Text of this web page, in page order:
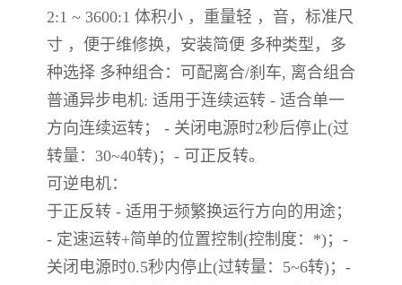
2:1 ~ 3600:1 体积小 ，重量轻 ，音，标准尺
寸 ，便于维修换，安装简便 多种类型，多
种选择 多种组合：可配离合/刹车, 离合组合
普通异步电机: 适用于连续运转 - 适合单一
方向连续运转； - 关闭电源时2秒后停止(过
转量：30~40转)；- 可正反转。
可逆电机：
于正反转 - 适用于频繁换运行方向的用途；
- 定速运转+简单的位置控制(控制度：*)；-
关闭电源时0.5秒内停止(过转量：5~6转)；-